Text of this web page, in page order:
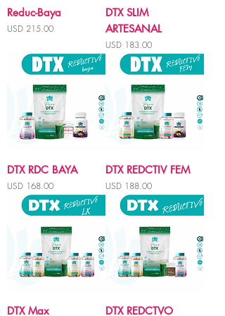
Reduc-Baya
Precio
USD 215.00
DTX SLIM
ARTESANAL
Precio
USD 183.00
DTX RDC BAYA
Precio
USD 168.00
DTX REDCTIV FEM
Precio
USD 188.00
DTX Max DTX REDCTVO